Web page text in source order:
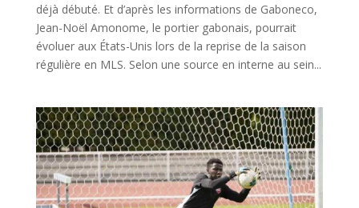
déjà débuté. Et d’après les informations de Gaboneco,
Jean-Noël Amonome, le portier gabonais, pourrait
évoluer aux États-Unis lors de la reprise de la saison
régulière en MLS. Selon une source en interne au sein...